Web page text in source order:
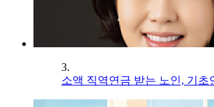
3.
소액 직역연금 받는 노인, 기초